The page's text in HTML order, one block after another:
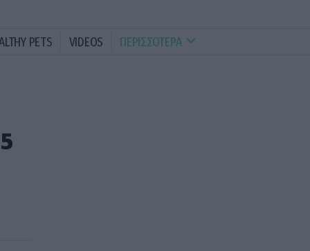
PETS VIDEOS ΠΕΡΙΣΣΟΤΕΡΑ